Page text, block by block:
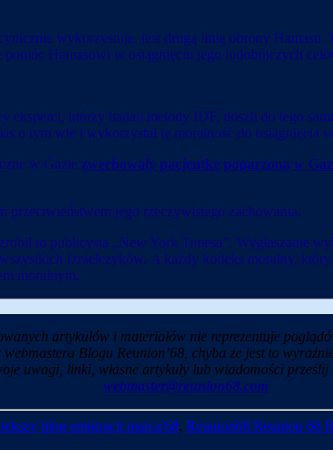
wykorzystuje, jest drugą linią obrony
Hamasowi w osiągnięciu jego ludobójczych
którzy badali metody IDF, doszli do tego
o tym wie i wykorzystał tę moralność do osiągnięcia
w Gazie zwerbowały pacjentkę poparzoną w
przeciwieństwem jego rzeczywistego zachowania.
to publicysta „New York Timesa”. Wygłaszanie
Izraelczyków. A każdy kodeks moralny,
moralnym.
artykułów i materiałów nie reprezentuje
webmastera Blogu Reunion’68, chyba ze jest to
uwagi, linki, własne artykuły lub wiadomości prześlij
webmaster@reunion68.com
blog emigracji marca'68, Reunion68 Reunion 68